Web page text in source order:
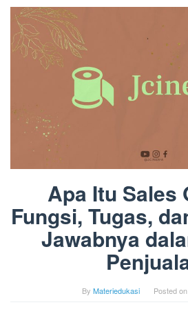
Apa Itu Sales
Fungsi, Tugas,
Jawabnya
By Materiedukasi Posted on